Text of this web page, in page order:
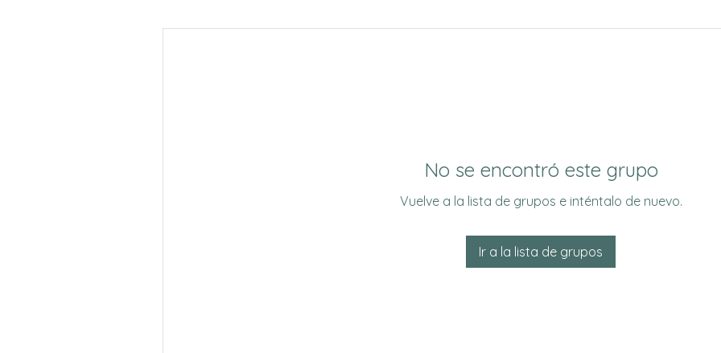
No se encontró este grupo
Vuelve a la lista de grupos e inténtalo de nuevo.
Ir a la lista de grupos